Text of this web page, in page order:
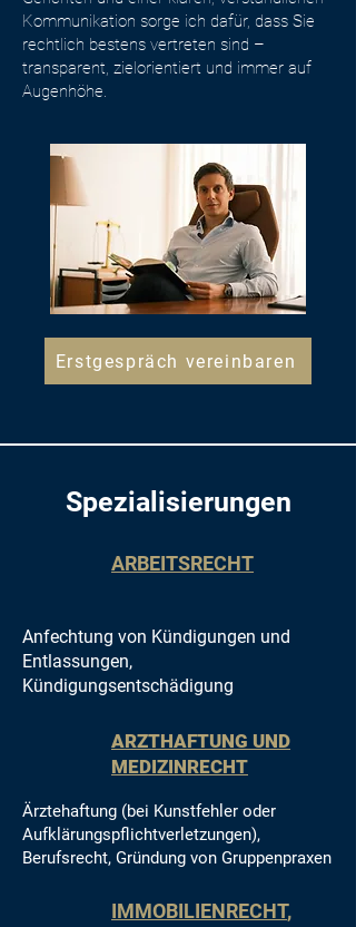
Kommunikation sorge ich dafür, dass Sie
rechtlich bestens vertreten sind –
transparent, zielorientiert und immer auf
Augenhöhe.
Erstgespräch vereinbaren
Spezialisierungen
ARBEITSRECHT
Anfechtung von Kündigungen und
Entlassungen,
Kündigungsentschädigung
ARZTHAFTUNG UND
MEDIZINRECHT
Ärztehaftung (bei Kunstfehler oder
Aufklärungspflichtverletzungen),
Berufsrecht, Gründung von Gruppenpraxen
IMMOBILIENRECHT,